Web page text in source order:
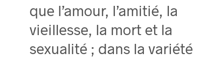
que l’amour, l’amitié, la
vieillesse, la mort et la
sexualité ; dans la variété